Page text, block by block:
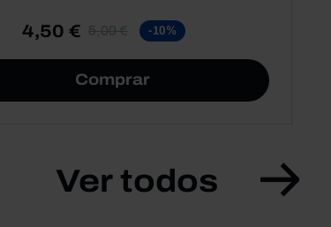
4,50 € 5,00 € -10%
Comprar
Ver todos